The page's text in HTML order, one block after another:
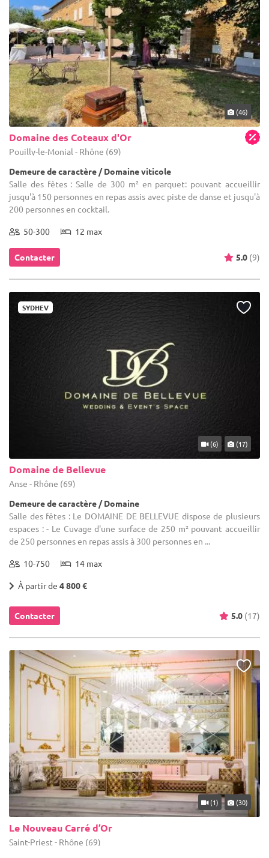
(46)
Domaine des Coteaux d'Or
Pouilly-le-Monial - Rhône (69)
Demeure de caractère / Domaine viticole
Salle des fêtes : Salle de 300 m² en parquet: pouvant accueillir
jusqu'à 150 personnes en repas assis avec piste de danse et jusqu'à
200 personnes en cocktail.
50-300 12 max
Contacter 5.0 (9)
SYDHEV
(6) (17)
Domaine de Bellevue
Anse - Rhône (69)
Demeure de caractère / Domaine
Salle des fêtes : Le DOMAINE DE BELLEVUE dispose de plusieurs
espaces : - Le Cuvage d'une surface de 250 m² pouvant accueillir
de 250 personnes en repas assis à 300 personnes en ...
10-750 14 max
À partir de 4 800 €
Contacter 5.0 (17)
(1) (30)
Le Nouveau Carré d’Or
Saint-Priest - Rhône (69)